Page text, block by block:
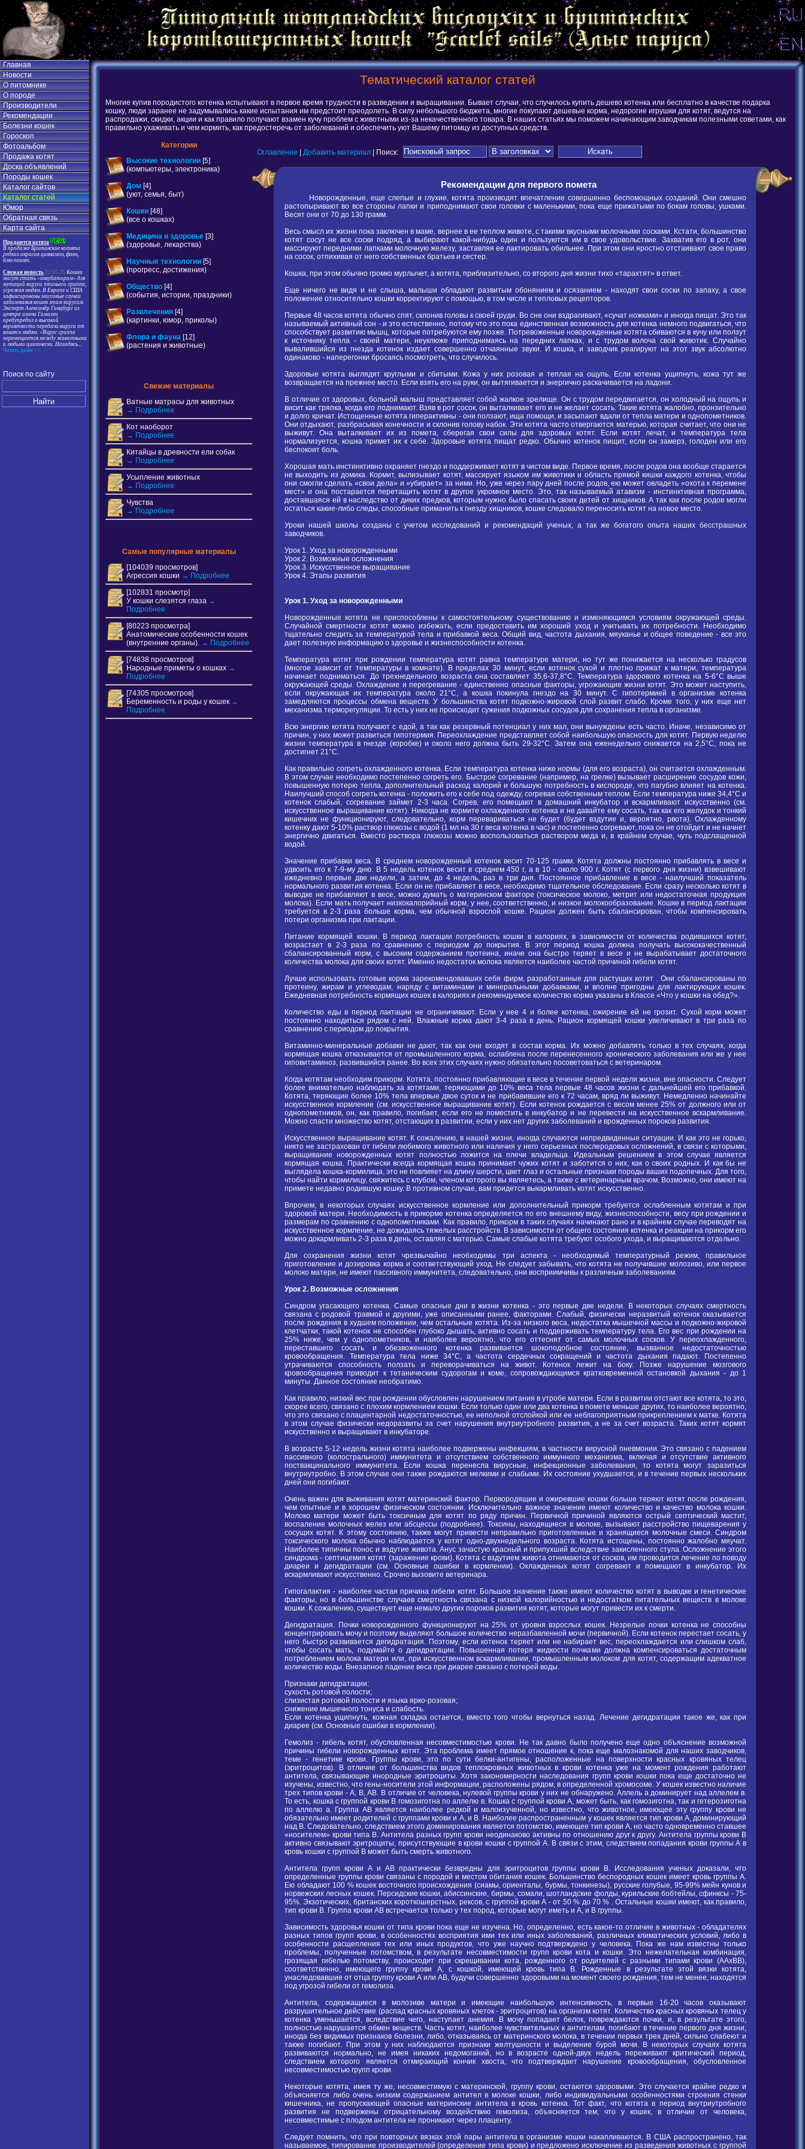
Главная
Новости
О питомнике
О породе
Производители
Рекомендации
Болезни кошек
Гороскоп
Фотоальбом
Продажа котят
Доска объявлений
Породы кошек
Каталог сайтов
Каталог статей
Юмор
Обратная связь
Карта сайта
Продаются котята
В продаже Британские котята
редких окрасов циннамон, фавн,
блю-поинт.
Свежая новость 22.05.25 Кошки
могут стать «инкубатором» для
мутаций вируса птичьего гриппа,
угрожая людям. В Европе и США
зафиксированы массовые случаи
заболевания кошек этим вирусом.
Эксперт Александр Гинцбург из
центра имени Гамалеи
предупредил о высокой
вероятности передачи вируса от
кошек к людям. «Вирус гриппа
перемещается между животными
и людьми циклически. Находясь...
Читать далее >>
Поиск по сайту
Тематический каталог статей
Многие купив породистого котенка испытывают в первое время трудности в разведении и выращивании. Бывает случаи, что случилось купить дешево котенка или бесплатно в качестве подарка
кошку, люди заранее не задумывались какие испытания им предстоит преодолеть. В силу небольшого бюджета, многие покупают дешевые корма, недорогие игрушки для котят, ведутся на
распродажи, скидки, акции и как правило получают взамен кучу проблем с животными из-за некачественного товара. В наших статьях мы поможем начинающим заводчикам полезными советами, как
правильно ухаживать и чем кормить, как предостеречь от заболеваний и обеспечить уют Вашему питомцу из доступных средств.
Категории
Высокие технологии [5]
(компьютеры, электроника)
Дом [4]
(уют, семья, быт)
Кошки [48]
(все о кошках)
Медицина и здоровье [3]
(здоровье, лекарства)
Научные технологии [5]
(прогресс, достижения)
Общество [4]
(события, истории, праздники)
Развлечения [4]
(картинки, юмор, приколы)
Флора и фауна [12]
(растения и животные)
Свежие материалы
Ватные матрасы для животных
→ Подробнее
Кот наоборот
→ Подробнее
Китайцы в древности ели собак
→ Подробнее
Усыпление животных
→ Подробнее
Чувства
→ Подробнее
Самые популярные материалы
[104039 просмотров]
Агрессия кошки → Подробнее
[102831 просмотр]
У кошки слезятся глаза →
Подробнее
[80223 просмотра]
Анатомические особенности кошек
(внутренние органы). → Подробнее
[74838 просмотров]
Народные приметы о кошках →
Подробнее
[74305 просмотров]
Беременность и роды у кошек →
Подробнее
Оглавление | Добавить материал | Поиск:
Рекомендации для первого помета
Новорожденные, еще слепые и глухие, котята производят впечатление совершенно беспомощных созданий. Они смешно
растопыривают во все стороны лапки и приподнимают свои головки с маленькими, пока еще прижатыми по бокам головы, ушками.
Весят они от 70 до 130 грамм.
Весь смысл их жизни пока заключен в маме, вернее в ее теплом животе, с такими вкусными молочными сосками. Кстати, большинство
котят сосут не все соски подряд, а выбирают какой-нибудь один и пользуются им в свое удовольствие. Захватив его в рот, они
массируют передними лапками молочную железу, заставляя ее лактировать обильнее. При этом они яростно отстаивают свое право
на сосок, отпихивая от него собственных братьев и сестер.
Кошка, при этом обычно громко мурлычет, а котята, приблизительно, со второго дня жизни тихо «тарахтят» в ответ.
Еще ничего не видя и не слыша, малыши обладают развитым обонянием и осязанием - находят свои соски по запаху, а свое
положение относительно кошки корректируют с помощью, в том числе и тепловых рецепторов.
Первые 48 часов котята обычно спят, склонив головы к своей груди. Во сне они вздрагивают, «сучат ножками» и иногда пищат. Это так
называемый активный сон - и это естественно, потому что это пока единственная возможность для котенка немного подвигаться, что
способствует развитию мышц, которые потребуются ему позже. Потревоженные новорожденные котята сбиваются в кучу или ползут
к источнику тепла - своей матери, неуклюже приподнимаясь на передних лапках, и с трудом волоча свой животик. Случайно
вывалившийся из гнезда котенок издает совершенно отчаянные звуки. И кошка, и заводчик реагируют на этот звук абсолютно
одинаково - наперегонки бросаясь посмотреть, что случилось.
Здоровые котята выглядят круглыми и сбитыми. Кожа у них розовая и теплая на ощупь. Если котенка ущипнуть, кожа тут же
возвращается на прежнее место. Если взять его на руки, он вытягивается и энергично раскачивается на ладони.
В отличие от здоровых, больной малыш представляет собой жалкое зрелище. Он с трудом передвигается, он холодный на ощупь и
висит как тряпка, когда его поднимают. Взяв в рот сосок, он выталкивает его и не желает сосать. Такие котята жалобно, пронзительно
и долго кричат. Истощенные котята гиперактивны - они ползают, ища помощи, и засыпают вдали от тепла матери и однопометников.
Они отдыхают, разбрасывая конечности и склонив голову набок. Эти котята часто отвергаются матерью, которая считает, что они не
выживут. Она выталкивает их из помета, сберегая свои силы для здоровых котят. Если котят лечат, и температура тела
нормализуется, кошка примет их к себе. Здоровые котята пищат редко. Обычно котенок пищит, если он замерз, голоден или его
беспокоит боль.
Хорошая мать инстинктивно охраняет гнездо и поддерживает котят в чистом виде. Первое время, после родов она вообще старается
не выходить из домика. Кормит, вылизывает котят, массирует языком им животики и область прямой кишки каждого котенка, чтобы
они смогли сделать «свои дела» и »убирает» за ними. Но, уже через пару дней после родов, ею может овладеть «охота к перемене
мест» и она постарается перетащить котят в другое укромное место. Это, так называемый атавизм - инстинктивная программа,
доставшаяся ей в наследство от диких предков, которым нужно было спасать своих детей от хищников. А так как после родов могли
остаться какие-либо следы, способные приманить к гнезду хищников, кошке следовало переносить котят на новое место.
Уроки нашей школы созданы с учетом исследований и рекомендаций ученых, а так же богатого опыта наших бесстрашных
заводчиков.
Урок 1. Уход за новорожденными
Урок 2. Возможные осложнения
Урок 3. Искусственное выращивание
Урок 4. Этапы развития
Урок 1. Уход за новорожденными
Новорожденные котята не приспособлены к самостоятельному существованию и изменяющимся условиям окружающей среды.
Случайной смертности котят можно избежать, если предоставить им хороший уход и учитывать их потребности. Необходимо
тщательно следить за температурой тела и прибавкой веса. Общий вид, частота дыхания, мяуканье и общее поведение - все это
дает полезную информацию о здоровье и жизнеспособности котенка.
Температура котят при рождении температура котят равна температуре матери, но тут же понижается на несколько градусов
(многое зависит от температуры в комнате). В пределах 30 минут, если котенок сухой и плотно прижат к матери, температура
начинает подниматься. До трехнедельного возраста она составляет 35,6-37,8°С. Температура здорового котенка на 5-6°С выше
окружающей среды. Охлаждение и перегревание - единственно опасные факторы, угрожающие жизни котят. Это может наступить,
если окружающая их температура около 21°С, а кошка покинула гнездо на 30 минут. С гипотермией в организме котенка
замедляются процессы обмена веществ. У большинства котят подкожно-жировой слой развит слабо. Кроме того, у них еще нет
механизма терморегуляции. То есть у них не происходит сужения подкожных сосудов для сохранения тепла в организме.
Всю энергию котята получают с едой, а так как резервный потенциал у них мал, они вынуждены есть часто. Иначе, независимо от
причин, у них может развиться гипотермия. Переохлаждение представляет собой наибольшую опасность для котят. Первую неделю
жизни температура в гнезде (коробке) и около него должна быть 29-32°С. Затем она еженедельно снижается на 2,5°С, пока не
достигнет 21°С.
Как правильно согреть охлажденного котенка. Если температура котенка ниже нормы (для его возраста), он считается охлажденным.
В этом случае необходимо постепенно согреть его. Быстрое согревание (например, на грелке) вызывает расширение сосудов кожи,
повышенную потерю тепла, дополнительный расход калорий и большую потребность в кислороде, что пагубно влияет на котенка.
Наилучший способ согреть котенка - положить его к себе под одежду, согревая собственным теплом. Если температура ниже 34,4°С и
котенок слабый, согревание займет 2-3 часа. Согрев, его помещают в домашний инкубатор и вскармливают искусственно (см.
искусственное выращивание котят). Никогда не кормите охлажденного котенка и не давайте ему сосать, так как его желудок и тонкий
кишечник не функционируют, следовательно, корм перевариваться не будет (будет вздутие и, вероятно, рвота). Охлажденному
котенку дают 5-10% раствор глюкозы с водой (1 мл на 30 г веса котенка в час) и постепенно согревают, пока он не отойдет и не начнет
энергично двигаться. Вместо раствора глюкозы можно воспользоваться раствором меда и, в крайнем случае, чуть подслащенной
водой.
Значение прибавки веса. В среднем новорожденный котенок весит 70-125 грамм. Котята должны постоянно прибавлять в весе и
удвоить его к 7-9-му дню. В 5 недель котенок весит в среднем 450 г, а в 10 - около 900 г. Котят (с первого дня жизни) взвешивают
ежедневно первые две недели, а затем, до 4 недель, раз в три дня. Постоянное прибавление в весе - наилучший показатель
нормального развития котенка. Если он не прибавляет в весе, необходимо тщательное обследование. Если сразу несколько котят в
выводке не прибавляют в весе, можно думать о материнском факторе (токсическое молоко, метрит или недостаточная продукция
молока). Если мать получает низкокалорийный корм, у нее, соответственно, и низкое молокообразование. Кошке в период лактации
требуется в 2-3 раза больше корма, чем обычной взрослой кошке. Рацион должен быть сбалансирован, чтобы компенсировать
потери организма при лактации.
Питание кормящей кошки. В период лактации потребность кошки в калориях, в зависимости от количества родившихся котят,
возрастает в 2-3 раза по сравнению с периодом до покрытия. В этот период кошка должна получать высококачественный
сбалансированный корм, с высоким содержанием протеина, иначе она быстро теряет в весе и не вырабатывает достаточного
количества молока для своих котят. Именно недостаток молока является наиболее частой причиной гибели котят.
Лучше использовать готовые корма зарекомендовавших себя фирм, разработанные для растущих котят . Они сбалансированы по
протеину, жирам и углеводам, наряду с витаминами и минеральными добавками, и вполне пригодны для лактирующих кошек.
Ежедневная потребность кормящих кошек в калориях и рекомендуемое количество корма указаны в Классе «Что у кошки на обед?».
Количество еды в период лактации не ограничивают. Если у нее 4 и более котенка, ожирение ей не грозит. Сухой корм может
постоянно находиться рядом с ней. Влажные корма дают 3-4 раза в день. Рацион кормящей кошки увеличивают в три раза по
сравнению с периодом до покрытия.
Витаминно-минеральные добавки не дают, так как они входят в состав корма. Их можно добавлять только в тех случаях, когда
кормящая кошка отказывается от промышленного корма, ослаблена после перенесенного хронического заболевания или же у нее
гиповитаминоз, развившийся ранее. Во всех этих случаях нужно обязательно посоветоваться с ветеринаром.
Когда котятам необходим прикорм. Котята, постоянно прибавляющие в весе в течение первой недели жизни, вне опасности. Следует
более внимательно наблюдать за котятами, теряющими до 10% веса тела первые 48 часов жизни с дальнейшей его прибавкой.
Котята, теряющие более 10% тела впервые двое суток и не прибавившие его к 72 часам, вряд ли выживут. Немедленно начинайте
искусственное кормление (см. искусственное выращивание котят). Если котенок рождается с весом менее 25% от должного или от
однопометников, он, как правило, погибает, если его не поместить в инкубатор и не перевести на искусственное вскармливание.
Можно спасти множество котят, отстающих в развитии, если у них нет других заболеваний и врожденных пороков развития.
Искусственное выращивание котят. К сожалению, в нашей жизни, иногда случаются непредвиденные ситуации. И как это не горько,
никто не застрахован от гибели любимого животного или наличия у него серьезных послеродовых осложнений, в связи с которыми,
выращивание новорожденных котят полностью ложится на плечи владельца. Идеальным решением в этом случае является
кормящая кошка. Практически всегда кормящая кошка принимает чужих котят и заботится о них, как о своих родных. И как бы не
выглядела кошка-кормилица, это не повлияет на длину шерсти, цвет глаз и остальные признаки породы ваших подопечных. Для того,
чтобы найти кормилицу, свяжитесь с клубом, членом которого вы являетесь, а также с ветеринарным врачом. Возможно, они имеют на
примете недавно родившую кошку. В противном случае, вам придется выкармливать котят искусственно.
Впрочем, в некоторых случаях искусственное кормление или дополнительный прикорм требуется ослабленным котятам и при
здоровой матери. Необходимость в прикорме котенка определяется по его внешнему виду, жизнеспособности, весу при рождении и
размерам по сравнению с однопометниками. Как правило, прикорм в таких случаях начинают рано и в крайнем случае переводят на
искусственное кормление, не дожидаясь тяжелых расстройств. В зависимости от общего состояния котенка и реакции на прикорм его
можно докармливать 2-3 раза в день, оставляя с матерью. Самые слабые котята требуют особого ухода, и выращиваются отдельно.
Для сохранения жизни котят чрезвычайно необходимы три аспекта - необходимый температурный режим, правильное
приготовление и дозировка корма и соответствующий уход. Не следует забывать, что котята не получившие молозиво, или первое
молоко матери, не имеют пассивного иммунитета, следовательно, они восприимчивы к различным заболеваниям.
Урок 2. Возможные осложнения
Синдром угасающего котенка. Самые опасные дни в жизни котенка - это первые две недели. В некоторых случаях смертность
связана с родовой травмой и другими, уже описанными ранее, факторами. Слабый, физически неразвитый котенок оказывается
после рождения в худшем положении, чем остальные котята. Из-за низкого веса, недостатка мышечной массы и подкожно-жировой
клетчатки, такой котенок не способен глубоко дышать, активно сосать и поддерживать температуру тела. Его вес при рождении на
25% ниже, чем у однопометников, и наиболее вероятно, что его оттеснят от самых молочных сосков. У переохлажденного,
переставшего сосать и обезвоженного котенка развивается шокоподобное состояние, вызванное недостаточностью
кровообращения. Температура тела ниже 34°С, а частота сердечных сокращений и частота дыхания падают. Постепенно
утрачиваются способность ползать и переворачиваться на живот. Котенок лежит на боку. Позже нарушение мозгового
кровообращения приводит к тетаническим судорогам и коме, сопровождающимся кратковременной остановкой дыхания - до 1
минуты. Данное состояние необратимо.
Как правило, низкий вес при рождении обусловлен нарушением питания в утробе матери. Если в развитии отстают все котята, то это,
скорее всего, связано с плохим кормлением кошки. Если только один или два котенка в помете меньше других, то наиболее вероятно,
что это связано с плацентарной недостаточностью, ее неполной отслойкой или ее неблагоприятным прикреплением к матке. Котята
в этом случае физически недоразвиты за счет нарушения внутриутробного развития, а не за счет возраста. Таких котят кормят
искусственно и выращивают в инкубаторе.
В возрасте 5-12 недель жизни котята наиболее подвержены инфекциям, в частности вирусной пневмонии. Это связано с падением
пассивного (колострального) иммунитета и отсутствием собственного иммунного механизма, включая и отсутствие активного
поствакцинального иммунитета. Если кошка перенесла вирусные, инфекционные заболевания, то котята могут заразиться
внутриутробно. В этом случае они также рождаются мелкими и слабыми. Их состояние ухудшается, и в течение первых нескольких
дней они погибают.
Очень важен для выживания котят материнский фактор. Первородящие и ожиревшие кошки больше теряют котят после рождения,
чем опытные и в хорошем физическом состоянии. Исключительно важное значение имеют количество и качество молока кошки.
Молоко матери может быть токсичным для котят по ряду причин. Первичной причиной являются острый септический мастит,
воспаление молочных желез или абсцессы (подробнее). Токсины, находящиеся в молоке, вызывают расстройство пищеварения у
сосущих котят. К этому состоянию, также могут привести неправильно приготовленные и хранящиеся молочные смеси. Синдром
токсического молока обычно наблюдается у котят одно-двухнедельного возраста. Котята истощены, постоянно жалобно мяучат.
Наиболее типичны понос и вздутие живота. Анус зачастую красный и припухший вследствие закисленного стула. Осложнение этого
синдрома - септицемия котят (заражение крови). Котята с вздутием живота отнимаются от сосков, им проводится лечение по поводу
диареи и дегидратации (см. Основные ошибки в кормлении). Охлажденных котят согревают и помещают в инкубатор. Их
вскармливают искусственно. Срочно вызовите ветеринара.
Гипогалактия - наиболее частая причина гибели котят. Большое значение также имеют количество котят в выводке и генетические
факторы, но в большинстве случаев смертность связана с низкой калорийностью и недостатком питательных веществ в молоке
кошки. К сожалению, существует еще немало других пороков развития котят, которые могут привести их к смерти.
Дегидратация. Почки новорожденного функционируют на 25% от уровня взрослых кошек. Незрелые почки котенка не способны
концентрировать мочу и поэтому выделяют большое количество неразбавленной мочи (первичной). Если котенок перестает сосать, у
него быстро развивается дегидратация. Поэтому, если котенок теряет или не набирает вес, переохлаждается или слишком слаб,
чтобы сосать мать, подумайте о дегидратации. Повышенная потеря жидкости почками должна компенсироваться достаточным
потреблением молока матери или, при искусственном вскармливании, промышленным молоком для котят, содержащим адекватное
количество воды. Внезапное падение веса при диарее связано с потерей воды.
Признаки дегидратации:
сухость ротовой полости;
слизистая ротовой полости и языка ярко-розовая;
снижение мышечного тонуса и слабость.
Если котенка ущипнуть, кожная складка остается, вместо того чтобы вернуться назад. Лечение дегидратации такое же, как при
диарее (см. Основные ошибки в кормлении).
Гемолиз - гибель котят, обусловленная несовместимостью крови. Не так давно было получено еще одно объяснение возможной
причины гибели новорожденных котят. Эта проблема имеет прямое отношение к, пока еще малознакомой для наших заводчиков,
теме - генетике крови. Группы крови, это по сути белки-антигены, расположенные на поверхности красных кровяных телец
(эритроцитов). В отличие от большинства видов теплокровных животных в крови котенка уже на момент рождения работают
антитела, связывающие инородные эритроциты. Хотя закономерности наследования групп крови кошки пока еще достаточно не
изучены, известно, что гены-носители этой информации, расположены рядом, в определенной хромосоме. У кошек известно наличие
трех типов крови - А, В, АВ. В отличие от человека, нулевой группы крови у них не обнаружено. Аллель а доминирует над аллелем в.
То есть, кошка с группой крови В гомозиготна по аллелю в. Кошка с группой крови А, может быть, как гомозиготна, так и гетерозиготна
по аллелю а. Группа АВ является наиболее редкой и малоизученной, но известно, что животное, имеющее эту группу крови не
обязательно имеет родителей с группами крови и А, и В. Наиболее распространенным у кошек является тип крови А, доминирующий
над В. Следовательно, следствием этого доминирования является потомство, имеющее тип крови А, но часто одновременно ставшее
«носителем» крови типа В. Антитела разных групп крови неодинаково активны по отношению друг к другу. Антитела группы крови В
активно связывают эритроциты, присутствующие в крови кошки с группой А. В связи с этим, следствием попадания крови группы А в
кровь кошки с группой В может быть смерть животного.
Антитела групп крови А и АВ практически безвредны для эритроцитов группы крови В. Исследования ученых доказали, что
определенные группы крови связаны с породой и местом обитания кошек. Большинство беспородных кошек имеет кровь группы А.
Ею обладают 100 % кошек восточного происхождения (сиамы, ориенталы, бурмы, тонкинезы), русские голубые, 95-99% мейн кунов и
норвежских лесных кошек. Персидские кошки, абиссинские, бирмы, сомали, шотландские фолды, курильские бобтейлы, сфинксы - 75-
95%. Экзотических, британских короткошерстных, рексов, с группой крови А - от 50 % до 70 % . Остальные кошки имеют, как правило,
тип крови В. Группа крови АВ встречается только у тех пород, которые могут иметь и А, и В группы.
Зависимость здоровья кошки от типа крови пока еще не изучена. Но, определенно, есть какое-то отличие в животных - обладателях
разных типов групп крови, в особенностях восприятия ими тех или иных заболеваний, различных климатических условий, либо в
особенности расщепления тех или иных продуктов, что уже научно подтверждено у человека. Пока же нам известны только
проблемы, полученные потомством, в результате несовместимости групп крови кота и кошки. Это нежелательная комбинация,
грозящая гибелью потомству, происходит при скрещивании кота, рожденного от родителей с разными типами крови (ААхВВ),
соответственно, имеющего группу крови А, с кошкой, имеющей кровь типа В. Рожденные в результате этой вязки котята,
унаследовавшие от отца группу крови А или АВ, будучи совершенно здоровыми на момент своего рождения, тем не менее, находятся
под угрозой гибели от гемолиза.
Антитела, содержащиеся в молозиве матери и имеющие наибольшую интенсивность, в первые 16-20 часов оказывают
разрушительное действие (распад красных кровяных клеток - эритроцитов) на организм котят. Количество красных кровяных телец у
котенка уменьшается, вследствие чего, наступает анемия. В мочу попадает белок, повреждаются почки, и, в результате этого,
полностью нарушается обмен веществ. Часть котят, наиболее чувствительных к антителам, погибают в течение первого дня жизни,
иногда без видимых признаков болезни, либо, отказываясь от материнского молока, в течении первых трех дней, сильно слабеют и
также погибают. При этом у них наблюдаются признаки желтушности и выделение бурой мочи. В некоторых случаях котята
развиваются нормально, не имея никаких недомоганий, но в возрасте одной-двух недель переживают критический период,
следствием которого является отмирающий кончик хвоста, что подтверждает нарушение кровообращения, обусловленное
несовместимостью групп крови.
Некоторые котята, имея ту же, несовместимую с материнской, группу крови, остаются здоровыми. Это случается крайне редко и
объясняется либо очень низким содержанием антител в молоке кошки, либо индивидуальными особенностями строения стенки
кишечника, не пропускающей опасные материнские антитела в кровь котенка. Тот факт, что котята в период внутриутробного
развития не подвержены отрицательному воздействию гемолиза, объясняется тем, что у кошек, в отличие от человека,
несовместимые с плодом антитела не проникают через плаценту.
Следует помнить, что при повторных вязках этой пары антитела в организме кошки накапливаются. В США распространено, так
называемое, типирование производителей (определение типа крови) и предложено исключение из разведения животных с группой